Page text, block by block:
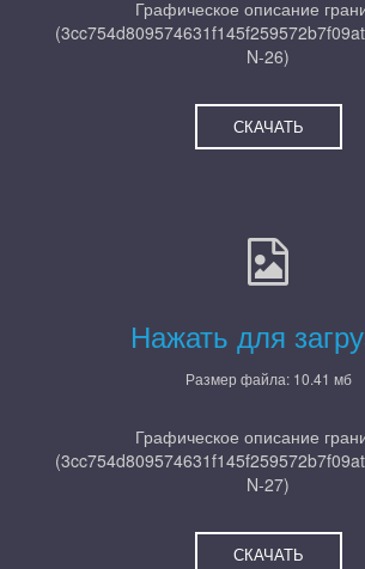
Графическое описание
N-26)
СКАЧАТЬ
Нажать для
Размер файла: 10.41 мб
Графическое описание
N-27)
СКАЧАТЬ